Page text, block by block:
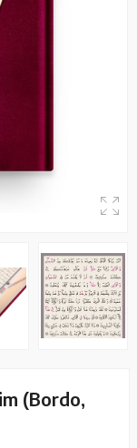
(Bordo,